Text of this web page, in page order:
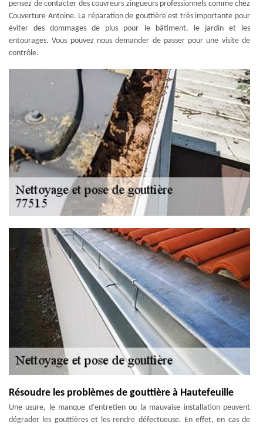
pensez de contacter des couvreurs zingueurs professionnels comme chez
Couverture Antoine. La réparation de gouttière est très importante pour
éviter des dommages de plus pour le bâtiment, le jardin et les
entourages. Vous pouvez nous demander de passer pour une visite de
contrôle.
Résoudre les problèmes de gouttière à Hautefeuille
Une usure, le manque d’entretien ou la mauvaise installation peuvent
dégrader les gouttières et les rendre défectueuse. En effet, en cas de